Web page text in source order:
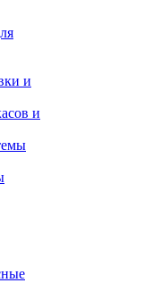
и
и